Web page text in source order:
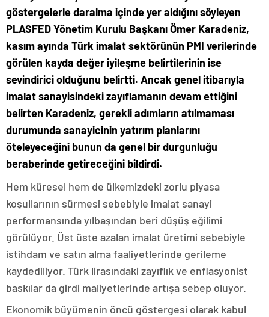
göstergelerle daralma içinde yer aldığını söyleyen
PLASFED Yönetim Kurulu Başkanı Ömer Karadeniz,
kasım ayında Türk imalat sektörünün PMI verilerinde
görülen kayda değer iyileşme belirtilerinin ise
sevindirici olduğunu belirtti. Ancak genel itibarıyla
imalat sanayisindeki zayıflamanın devam ettiğini
belirten Karadeniz, gerekli adımların atılmaması
durumunda sanayicinin yatırım planlarını
öteleyeceğini bunun da genel bir durgunluğu
beraberinde getireceğini bildirdi.
Hem küresel hem de ülkemizdeki zorlu piyasa
koşullarının sürmesi sebebiyle imalat sanayi
performansında yılbaşından beri düşüş eğilimi
görülüyor. Üst üste azalan imalat üretimi sebebiyle
istihdam ve satın alma faaliyetlerinde gerileme
kaydediliyor. Türk lirasındaki zayıflık ve enflasyonist
baskılar da girdi maliyetlerinde artışa sebep oluyor.
Ekonomik büyümenin öncü göstergesi olarak kabul